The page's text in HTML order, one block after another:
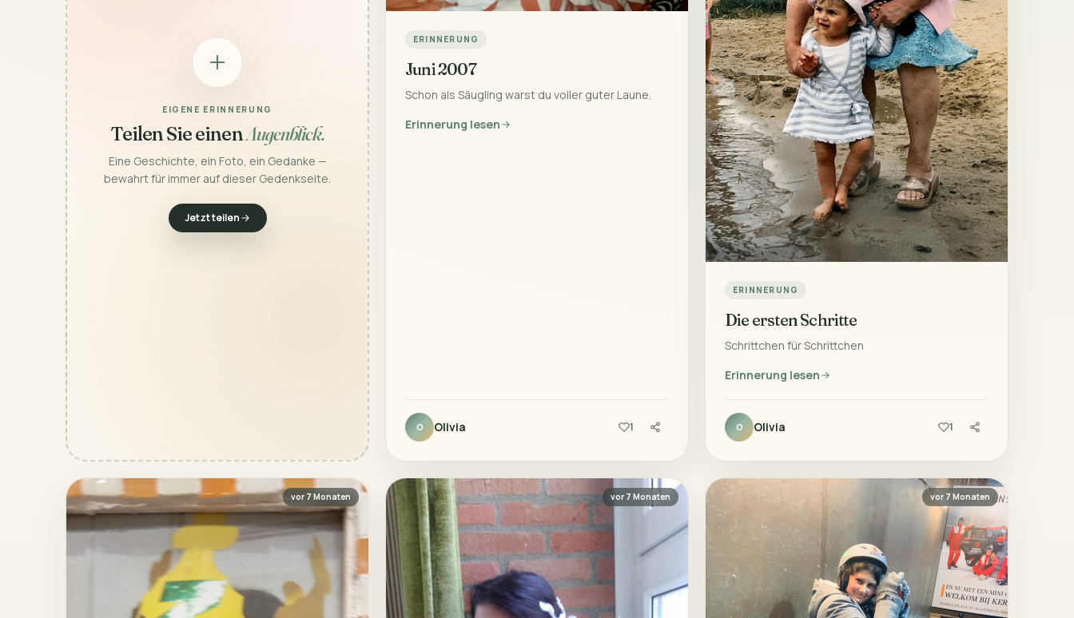
EIGENE ERINNERUNG
Teilen Sie einenAugenblick.
Eine Geschichte, ein Foto, ein Gedanke —
bewahrt für immer auf dieser Gedenkseite.
Jetzt teilen
ERINNERUNG
Juni 2007
Schon als Säugling warst du voller guter Laune.
Erinnerung lesen
O Olivia 1
ERINNERUNG
Die ersten Schritte
Schrittchen für Schrittchen
Erinnerung lesen
O Olivia 1
vor 7 Monaten vor 7 Monaten vor 7 Monaten